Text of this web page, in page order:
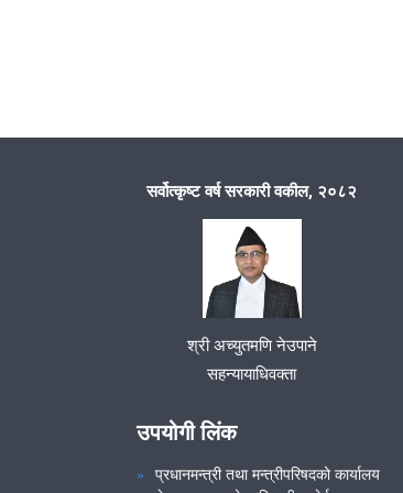
सर्वोत्कृष्ट वर्ष सरकारी वकील, २०८२
श्री अच्युतमणि नेउपाने
सहन्यायाधिवक्ता
उपयोगी लिंक
प्रधानमन्त्री तथा मन्त्रीपरिषदको कार्यालय